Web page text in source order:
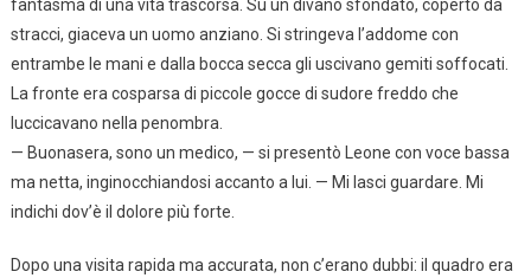
fantasma di una vita trascorsa. Su un divano sfondato, coperto da
stracci, giaceva un uomo anziano. Si stringeva l’addome con
entrambe le mani e dalla bocca secca gli uscivano gemiti soffocati.
La fronte era cosparsa di piccole gocce di sudore freddo che
luccicavano nella penombra.
— Buonasera, sono un medico, — si presentò Leone con voce bassa
ma netta, inginocchiandosi accanto a lui. — Mi lasci guardare. Mi
indichi dov’è il dolore più forte.
Dopo una visita rapida ma accurata, non c’erano dubbi: il quadro era